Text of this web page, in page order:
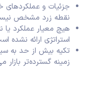
جزئیات و عملکردهای
نقطه زرد مشخص
هیچ معیار عملکرد یا
استراتژی ارائه نشده
تکیه بیش از حد به
زمینه گسترده‌تر